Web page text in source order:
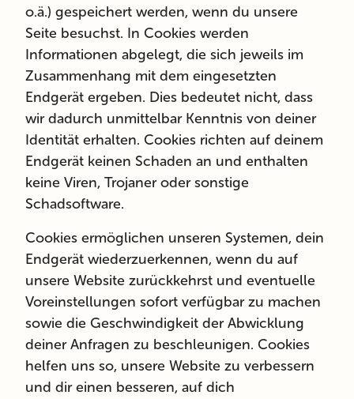
o.ä.) gespeichert werden, wenn du unsere
Seite besuchst. In Cookies werden
Informationen abgelegt, die sich jeweils im
Zusammenhang mit dem eingesetzten
Endgerät ergeben. Dies bedeutet nicht, dass
wir dadurch unmittelbar Kenntnis von deiner
Identität erhalten. Cookies richten auf deinem
Endgerät keinen Schaden an und enthalten
keine Viren, Trojaner oder sonstige
Schadsoftware.
Cookies ermöglichen unseren Systemen, dein
Endgerät wiederzuerkennen, wenn du auf
unsere Website zurückkehrst und eventuelle
Voreinstellungen sofort verfügbar zu machen
sowie die Geschwindigkeit der Abwicklung
deiner Anfragen zu beschleunigen. Cookies
helfen uns so, unsere Website zu verbessern
und dir einen besseren, auf dich